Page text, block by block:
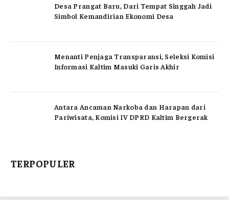
Desa Prangat Baru, Dari Tempat Singgah Jadi
Simbol Kemandirian Ekonomi Desa
Menanti Penjaga Transparansi, Seleksi Komisi
Informasi Kaltim Masuki Garis Akhir
Antara Ancaman Narkoba dan Harapan dari
Pariwisata, Komisi IV DPRD Kaltim Bergerak
TERPOPULER